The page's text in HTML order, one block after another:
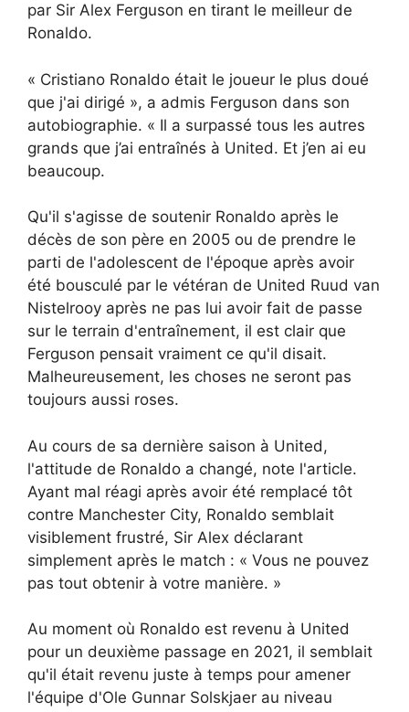
par Sir Alex Ferguson en tirant le meilleur de
Ronaldo.
« Cristiano Ronaldo était le joueur le plus doué
que j'ai dirigé », a admis Ferguson dans son
autobiographie. « Il a surpassé tous les autres
grands que j’ai entraînés à United. Et j’en ai eu
beaucoup.
Qu'il s'agisse de soutenir Ronaldo après le
décès de son père en 2005 ou de prendre le
parti de l'adolescent de l'époque après avoir
été bousculé par le vétéran de United Ruud van
Nistelrooy après ne pas lui avoir fait de passe
sur le terrain d'entraînement, il est clair que
Ferguson pensait vraiment ce qu'il disait.
Malheureusement, les choses ne seront pas
toujours aussi roses.
Au cours de sa dernière saison à United,
l'attitude de Ronaldo a changé, note l'article.
Ayant mal réagi après avoir été remplacé tôt
contre Manchester City, Ronaldo semblait
visiblement frustré, Sir Alex déclarant
simplement après le match : « Vous ne pouvez
pas tout obtenir à votre manière. »
Au moment où Ronaldo est revenu à United
pour un deuxième passage en 2021, il semblait
qu'il était revenu juste à temps pour amener
l'équipe d'Ole Gunnar Solskjaer au niveau